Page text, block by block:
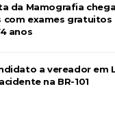
da Mamografia
com exames gratuitos
anos
a vereador em
na BR-101